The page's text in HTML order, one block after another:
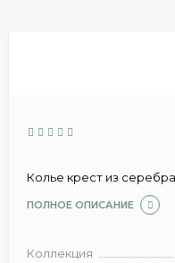
Колье крест из
ПОЛНОЕ ОПИСАНИЕ
Коллекция